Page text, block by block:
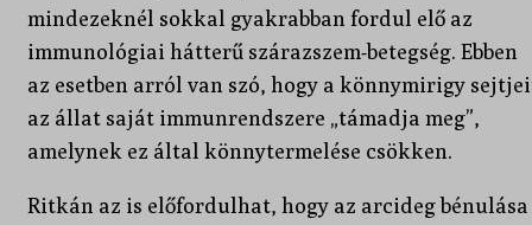
mindezeknél sokkal gyakrabban fordul elő az
immunológiai hátterű szárazszem-betegség. Ebben
az esetben arról van szó, hogy a könnymirigy
az állat saját immunrendszere „támadja meg”,
amelynek ez által könnytermelése csökken.
Ritkán az is előfordulhat, hogy az arcideg bénulása